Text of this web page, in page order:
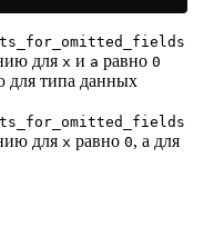
для x и a равно 0
для типа данных
для x равно 0, а для